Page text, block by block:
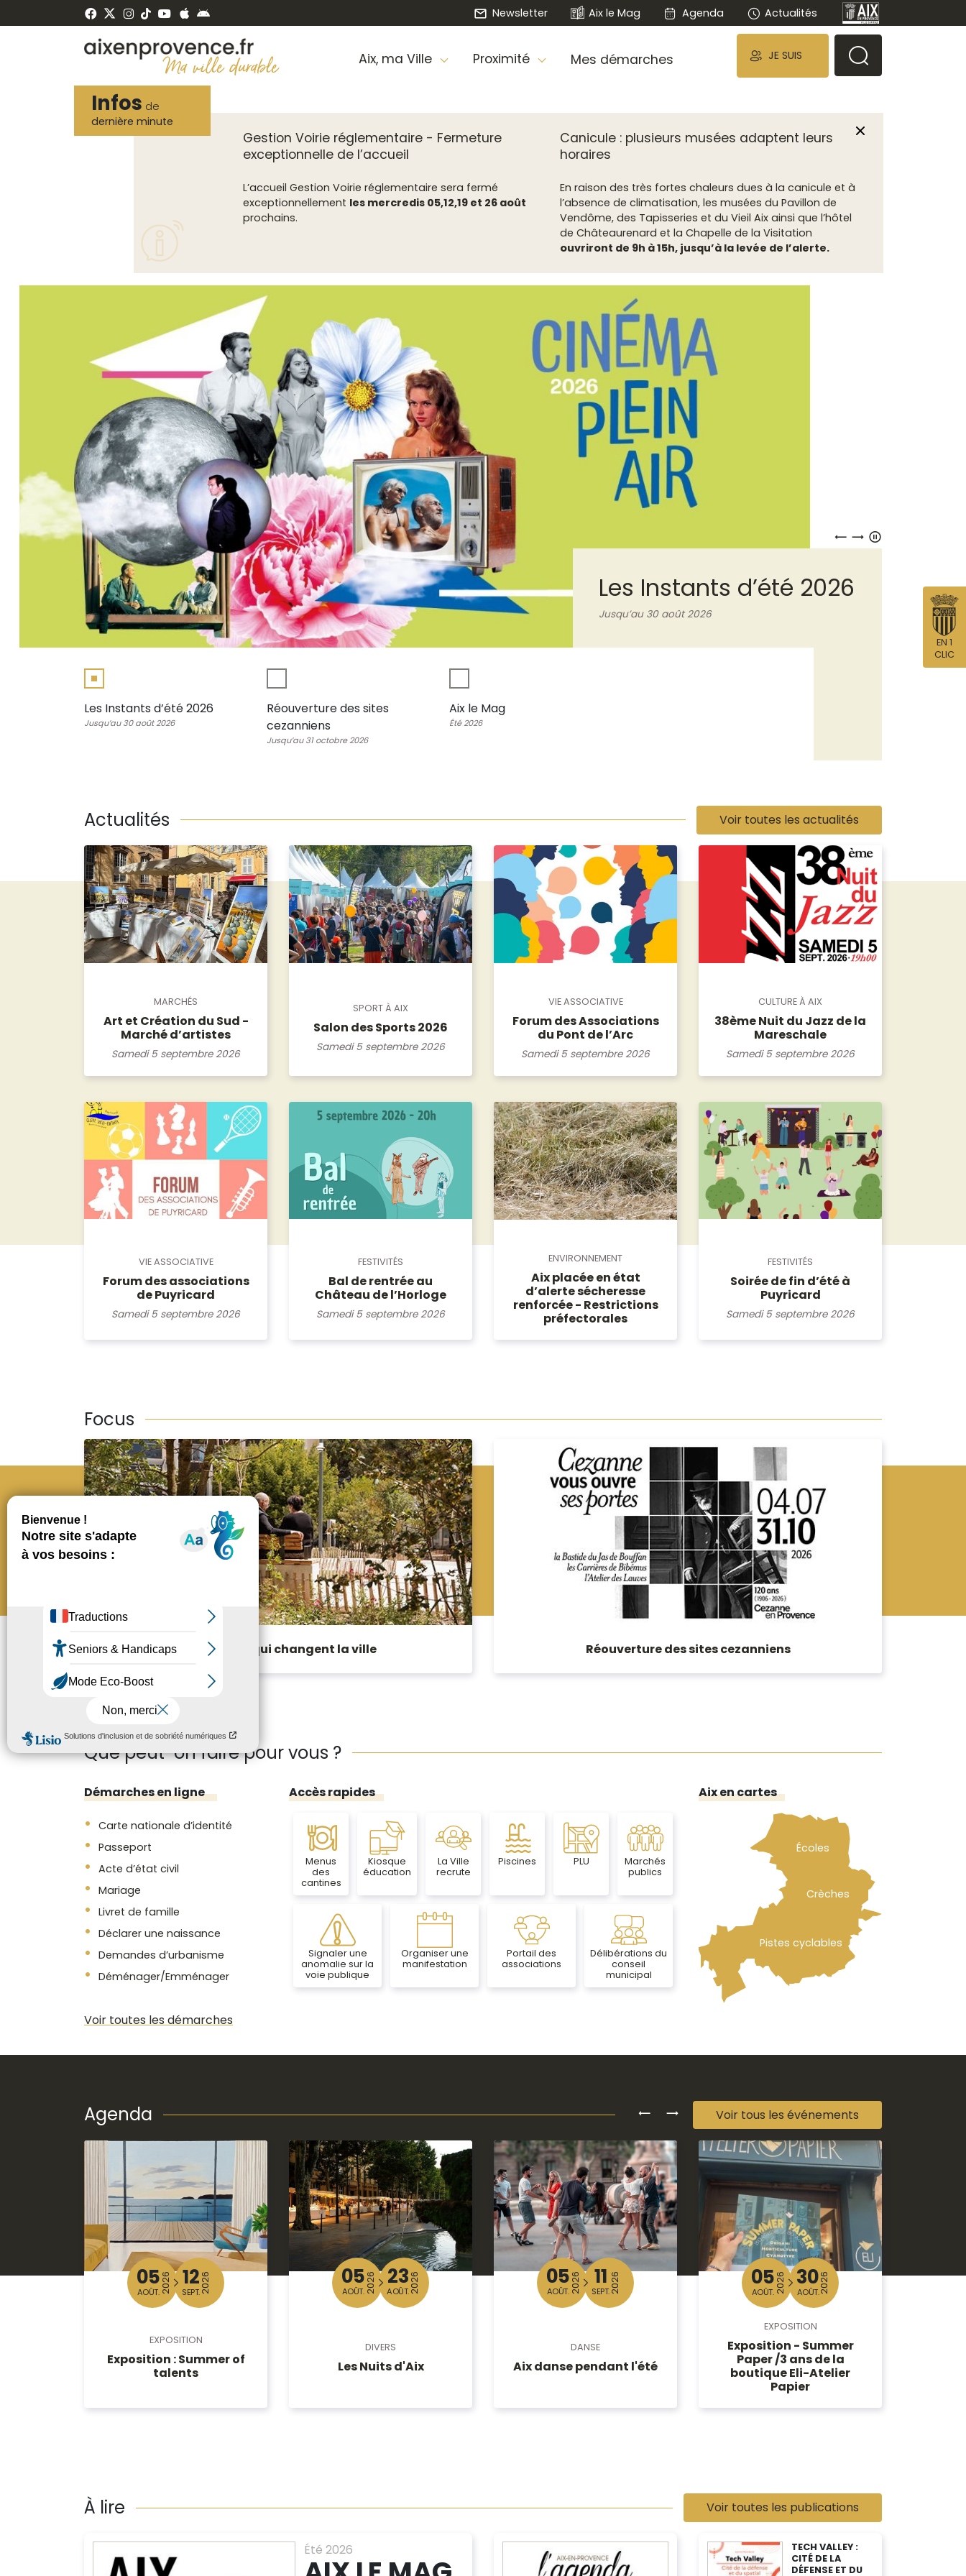
Newsletter Aix le Mag Agenda Actualités
Aix, ma Ville Proximité Mes démarches JE SUIS
Infos de
dernière minute
Gestion Voirie réglementaire - Fermeture
exceptionnelle de l’accueil
L’accueil Gestion Voirie réglementaire sera fermé
exceptionnellement les mercredis 05,12,19 et 26 août
prochains.
Canicule : plusieurs musées adaptent leurs
horaires
En raison des très fortes chaleurs dues àla canicule et à
l’absence de climatisation, les musées du Pavillon de
Vendôme, des Tapisseries et du Vieil Aix ainsi que l’hôtel
de Châteaurenard et la Chapelle de la Visitation
ouvriront de 9h à 15h, jusqu’à la levée de l’alerte.
Fermer
Précédent
Suivant
Les Instants d’été 2026
Jusqu’au 30 août 2026
Les Instants d’été 2026
Jusqu’au 30 août 2026
Réouverture des sites
cezanniens
Jusqu’au 31 octobre 2026
Aix le Mag
Été 2026
Actualités Voir toutes les actualités
MARCHÉS
Art et Création du Sud -
Marché d’artistes
Samedi 5 septembre 2026
SPORT À AIX
Salon des Sports 2026
Samedi 5 septembre 2026
VIE ASSOCIATIVE
Forum des Associations
du Pont de l’Arc
Samedi 5 septembre 2026
CULTURE À AIX
38ème Nuit du Jazz de la
Mareschale
Samedi 5 septembre 2026
VIE ASSOCIATIVE
Forum des associations
de Puyricard
Samedi 5 septembre 2026
FESTIVITÉS
Bal de rentrée au
Château de l’Horloge
Samedi 5 septembre 2026
ENVIRONNEMENT
Aix placée en état
d’alerte sécheresse
renforcée - Restrictions
préfectorales
FESTIVITÉS
Soirée de fin d’été à
Puyricard
Samedi 5 septembre 2026
Focus
Ces projets qui changent la ville Réouverture des sites cezanniens
Que peut-on faire pour vous ?
Démarches en ligne
Carte nationale d’identité
Passeport
Acte d’état civil
Mariage
Livret de famille
Déclarer une naissance
Demandes d’urbanisme
Déménager/Emménager
Voir toutes les démarches
Accès rapides
Menus
des
cantines
Kiosque
éducation
La Ville
recrute
Piscines PLU
Marchés
publics
Signaler une
anomalie sur la
voie publique
Organiser une
manifestation
Portail des
associations
Délibérations du
conseil
municipal
Aix en cartes
Écoles
Crèches
Pistes cyclables
Agenda PrécédentSuivantVoir tous les événements
05
AOÛT.2026 12
SEPT.2026
EXPOSITION
Exposition : Summer of
talents
05
AOÛT.2026 23
AOÛT.2026
DIVERS
Les Nuits d'Aix
05
AOÛT.2026 11
SEPT.2026
DANSE
Aix danse pendant l'été
05
AOÛT.2026 30
AOÛT.2026
EXPOSITION
Exposition - Summer
Paper /3 ans de la
boutique Eli-Atelier
Papier
À lire Voir toutes les publications
Été 2026
TECH VALLEY :
CITÉ DE LA
DÉFENSE ET DU
EN 1
CLIC
de
Panneau de gestion des cookies